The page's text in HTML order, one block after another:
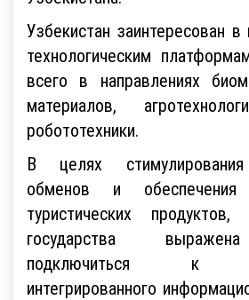
Узбекистан заинтересован
технологическим
всего в направлениях
материалов,
робототехники.
В целях стимулирования
обменов и обеспечения
туристических
государства
подключиться к
интегрированного